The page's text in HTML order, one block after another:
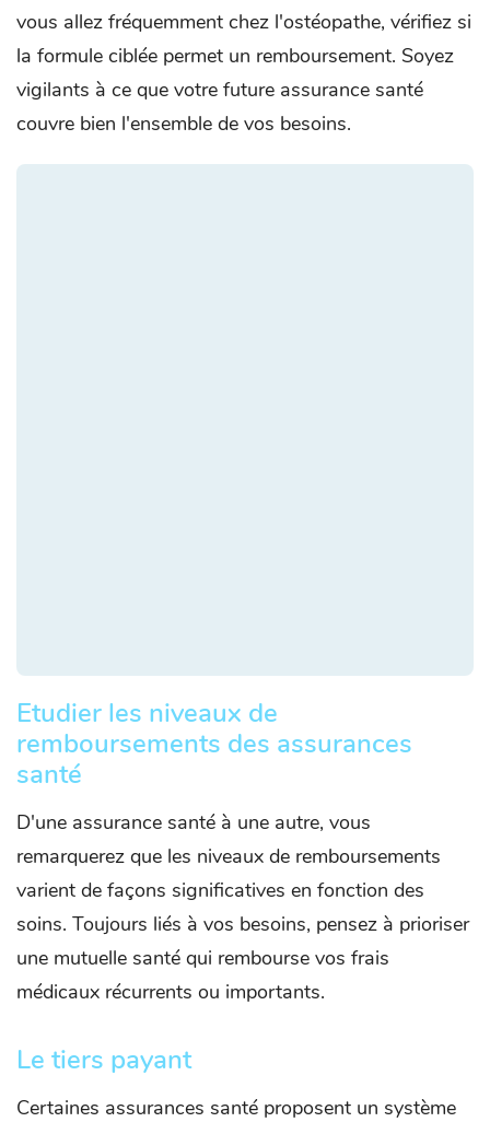
vous allez fréquemment chez l'ostéopathe, vérifiez si
la formule ciblée permet un remboursement. Soyez
vigilants à ce que votre future assurance santé
couvre bien l'ensemble de vos besoins.
Etudier les niveaux de
remboursements des assurances
santé
D'une assurance santé à une autre, vous
remarquerez que les niveaux de remboursements
varient de façons significatives en fonction des
soins. Toujours liés à vos besoins, pensez à prioriser
une mutuelle santé qui rembourse vos frais
médicaux récurrents ou importants.
Le tiers payant
Certaines assurances santé proposent un système